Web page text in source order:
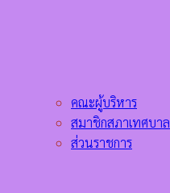
คณะผู้บริหาร
สมาชิกสภาเทศบาล
ส่วนราชการ